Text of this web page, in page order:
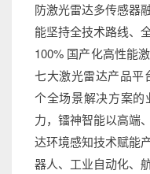
防激光雷达多传感器
能坚持全技术路线、
100% 国产化高性能
七大激光雷达产品平
个全场景解决方案
力，镭神智能以高端
达环境感知技术赋能
器人、工业自动化、